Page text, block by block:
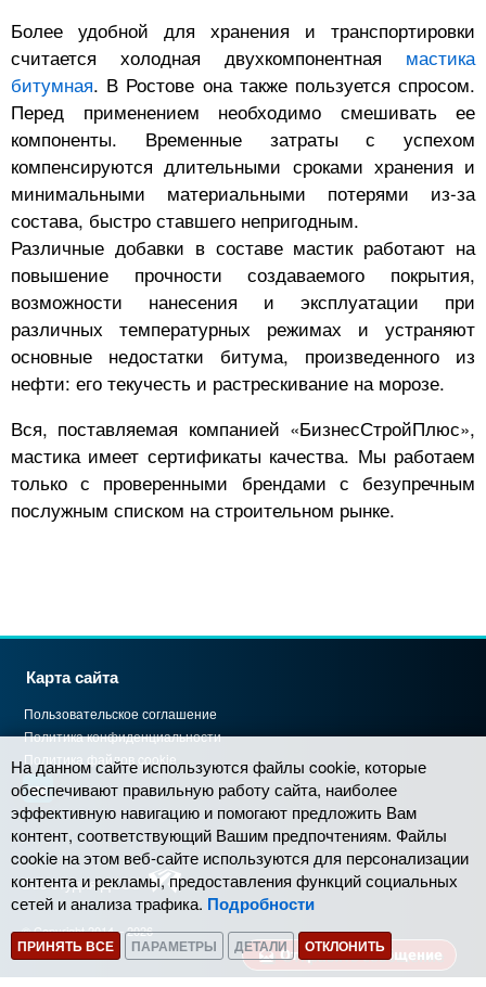
Более удобной для хранения и транспортировки
считается холодная двухкомпонентная мастика
битумная. В Ростове она также пользуется спросом.
Перед применением необходимо смешивать ее
компоненты. Временные затраты с успехом
компенсируются длительными сроками хранения и
минимальными материальными потерями из-за
состава, быстро ставшего непригодным.
Различные добавки в составе мастик работают на
повышение прочности создаваемого покрытия,
возможности нанесения и эксплуатации при
различных температурных режимах и устраняют
основные недостатки битума, произведенного из
нефти: его текучесть и растрескивание на морозе.
Вся, поставляемая компанией «БизнесСтройПлюс»,
мастика имеет сертификаты качества. Мы работаем
только с проверенными брендами с безупречным
послужным списком на строительном рынке.
Пользовательское соглашение
Политика конфиденциальности
Политика файлов cookie
© Copyright 2014 – 2026
Карта сайта
Веб-студия ДССС
Отправить сообщение
На данном сайте используются файлы cookie, которые
обеспечивают правильную работу сайта, наиболее
эффективную навигацию и помогают предложить Вам
контент, соответствующий Вашим предпочтениям. Файлы
cookie на этом веб-сайте используются для персонализации
контента и рекламы, предоставления функций социальных
сетей и анализа трафика. Подробности
ПРИНЯТЬ ВСЕ ПАРАМЕТРЫ ДЕТАЛИ ОТКЛОНИТЬ